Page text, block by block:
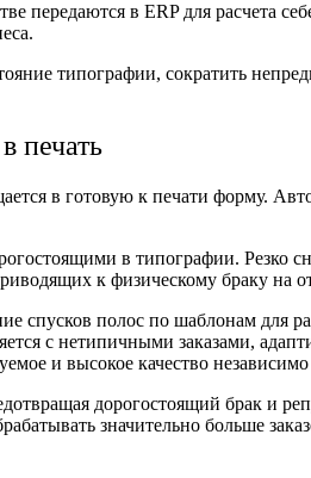
передаются в ERP для расчета
типографии, сократить
печать
в готовую к печати форму.
в типографии. Резко
к физическому браку на
спусков полос по шаблонам
с нетипичными заказами,
и высокое качество
дорогостоящий брак и
значительно больше